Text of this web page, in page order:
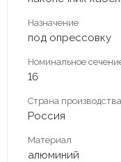
Назначение
под опрессовку
Номинальное
16
Страна производства
Россия
Материал
алюминий